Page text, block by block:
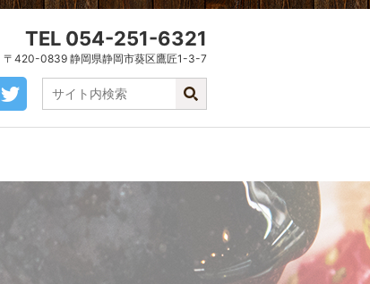
TEL 054-251-6321
〒420-0839 静岡県静岡市葵区鷹匠1-3-7